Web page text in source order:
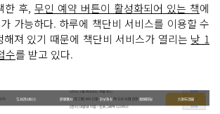
한 후, 무인 예약 버튼이 활성화되어 있는 책에
가능하다. 하루에 책단비 서비스를 이용할 수
져 있기 때문에 책단비 서비스가 열리는 낮 1
수를 받고 있다.